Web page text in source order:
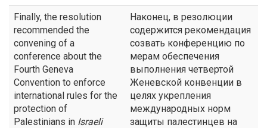
Finally, the resolution
recommended the
convening of a
conference about the
Fourth Geneva
Convention to enforce
international rules for the
protection of
Palestinians in Israeli
Наконец, в резолюции
содержится рекомендация
созвать конференцию по
мерам обеспечения
выполнения четвертой
Женевской конвенции в
целях укрепления
международных норм
защиты палестинцев на